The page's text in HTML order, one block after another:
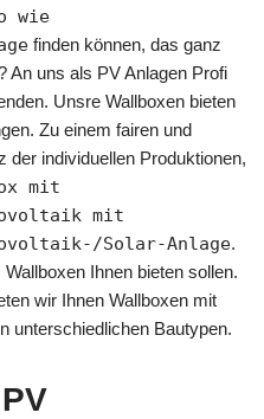
wie
finden können, das ganz
An uns als PV Anlagen Profi
Unsre Wallboxen bieten
Zu einem fairen und
der individuellen Produktionen,
mit
mit
Solar-Anlage.
Ihnen bieten sollen.
wir Ihnen Wallboxen mit
unterschiedlichen Bautypen.